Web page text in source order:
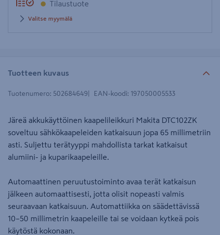
Tilaustuote
Valitse myymälä
Tuotteen kuvaus
Tuotenumero: 502684649 EAN-koodi: 197050005533
Järeä akkukäyttöinen kaapelileikkuri Makita DTC102ZK
soveltuu sähkökaapeleiden katkaisuun jopa 65 millimetriin
asti. Suljettu terätyyppi mahdollista tarkat katkaisut
alumiini- ja kuparikaapeleille.
Automaattinen peruutustoiminto avaa terät katkaisun
jälkeen automaattisesti, jotta olisit nopeasti valmis
seuraavaan katkaisuun. Automattiikka on säädettävissä
10–50 millimetrin kaapeleille tai se voidaan kytkeä pois
käytöstä kokonaan.